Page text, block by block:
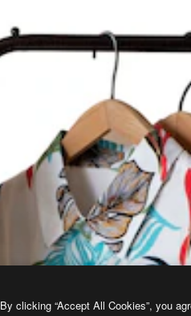
By clicking “Accept All Cookies”, you